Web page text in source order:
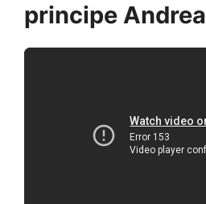
principe Andrea